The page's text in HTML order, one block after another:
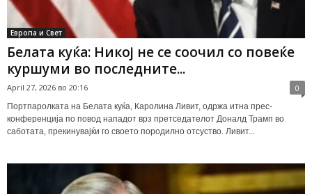
Европа и Свет
Белата куќа: Никој не се соочил со повеќе
куршуми во последните...
April 27, 2026 во 20:16 0
Портпаролката на Белата куќа, Каролина Ливит, одржа итна прес-
конференција по повод нападот врз претседателот Доналд Трамп во
саботата, прекинувајќи го своето породилно отсуство. Ливит...